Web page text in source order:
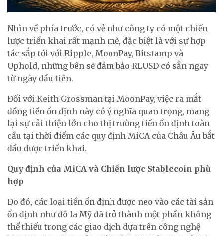
Nhìn về phía trước, có vẻ như công ty có một chiến
lược triển khai rất mạnh mẽ, đặc biệt là với sự hợp
tác sắp tới với Ripple, MoonPay, Bitstamp và
Uphold, những bên sẽ đảm bảo RLUSD có sẵn ngay
từ ngày đầu tiên.
Đối với Keith Grossman tại MoonPay, việc ra mắt
đồng tiền ổn định này có ý nghĩa quan trọng, mang
lại sự cải thiện lớn cho thị trường tiền ổn định toàn
cầu tại thời điểm các quy định MiCA của Châu Âu bắt
đầu được triển khai.
Quy định của MiCA và Chiến lược Stablecoin phù
hợp
Do đó, các loại tiền ổn định được neo vào các tài sản
ổn định như đô la Mỹ đã trở thành một phần không
thể thiếu trong các giao dịch dựa trên công nghệ